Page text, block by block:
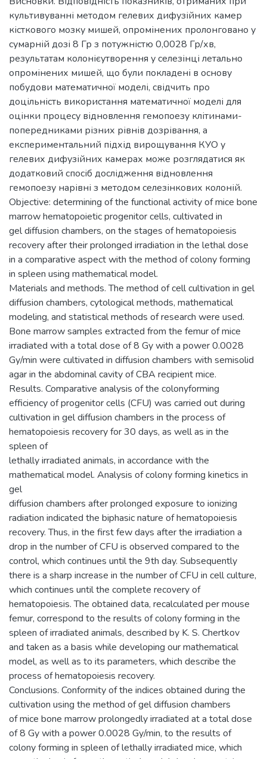
культивуванні методом гелевих дифузійних камер
кісткового мозку мишей, опромінених пролонговано у
сумарній дозі 8 Гр з потужністю 0,0028 Гр/хв,
результатам колонієутворення у селезінці летально
опромінених мишей, що були покладені в основу
побудови математичної моделі, свідчить про
доцільність використання математичної моделі для
оцінки процесу відновлення гемопоезу клітинами-
попередниками різних рівнів дозрівання, а
експериментальний підхід вирощування КУО у
гелевих дифузійних камерах може розглядатися як
додатковий спосіб дослідження відновлення
гемопоезу нарівні з методом селезінкових колоній.
Objective: determining of the functional activity of mice bone
marrow hematopoietic progenitor cells, cultivated in
gel diffusion chambers, on the stages of hematopoiesis
recovery after their prolonged irradiation in the lethal dose
in a comparative aspect with the method of colony forming
in spleen using mathematical model.
Materials and methods. The method of cell cultivation in gel
diffusion chambers, cytological methods, mathematical
modeling, and statistical methods of research were used.
Bone marrow samples extracted from the femur of mice
irradiated with a total dose of 8 Gy with a power 0.0028
Gy/min were cultivated in diffusion chambers with semisolid
agar in the abdominal cavity of CBA recipient mice.
Results. Comparative analysis of the colonyforming
efficiency of progenitor cells (CFU) was carried out during
cultivation in gel diffusion chambers in the process of
hematopoiesis recovery for 30 days, as well as in the
spleen of
lethally irradiated animals, in accordance with the
mathematical model. Analysis of colony forming kinetics in
gel
diffusion chambers after prolonged exposure to ionizing
radiation indicated the biphasic nature of hematopoiesis
recovery. Thus, in the first few days after the irradiation a
drop in the number of CFU is observed compared to the
control, which continues until the 9th day. Subsequently
there is a sharp increase in the number of CFU in cell culture,
which continues until the complete recovery of
hematopoiesis. The obtained data, recalculated per mouse
femur, correspond to the results of colony forming in the
spleen of irradiated animals, described by K. S. Chertkov
and taken as a basis while developing our mathematical
model, as well as to its parameters, which describe the
process of hematopoiesis recovery.
Conclusions. Conformity of the indices obtained during the
cultivation using the method of gel diffusion chambers
of mice bone marrow prolongedly irradiated at a total dose
of 8 Gy with a power 0.0028 Gy/min, to the results of
colony forming in spleen of lethally irradiated mice, which